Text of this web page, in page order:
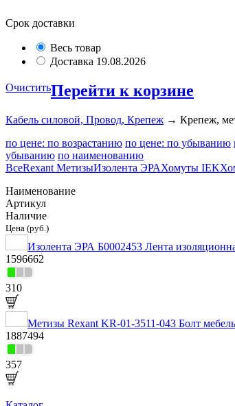
Срок доставки
Весь товар
Доставка 19.08.2026
ОчиститьПерейти к корзине
Кабель силовой, Провод, Крепеж → Крепеж,
по цене: по возрастанию по цене: по убыванию
убыванию по наименованию
ВсеRexant МетизыИзолента ЭРАХомуты IEK
Наименование
Артикул
Наличие
Цена (руб.)
Изолента ЭРА Б0002453 Лента
1596662
310
Метизы Rexant KR-01-3511-043 Болт
1887494
357